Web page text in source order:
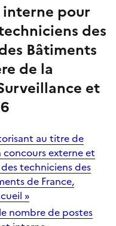
pour
des
Bâtiments
de la
et
au titre de
concours externe et
techniciens des
de France,
»
nombre de postes